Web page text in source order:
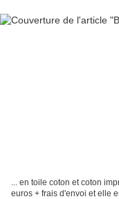
... en toile coton et coton
euros + frais d'envoi et elle